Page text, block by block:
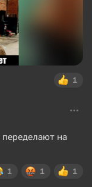
1
переделают на
1 1 1